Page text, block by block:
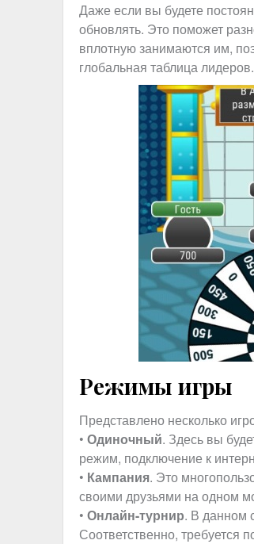
Даже если вы будете
обновлять. Это поможет
вплотную занимаются им,
глобальная таблица лидеров.
Режимы игры
Представлено несколько
• Одиночный. Здесь вы
режим, подключение к
• Кампания. Это
своими друзьями на одном
• Онлайн-турнир. В данном
Соответственно, требуется